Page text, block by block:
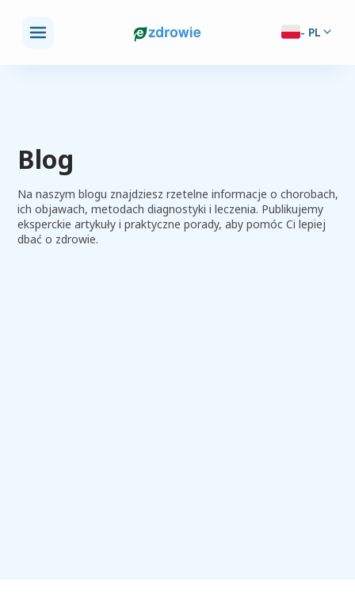
- PL
Blog
Na naszym blogu znajdziesz rzetelne informacje o chorobach,
ich objawach, metodach diagnostyki i leczenia. Publikujemy
eksperckie artykuły i praktyczne porady, aby pomóc Ci lepiej
dbać o zdrowie.